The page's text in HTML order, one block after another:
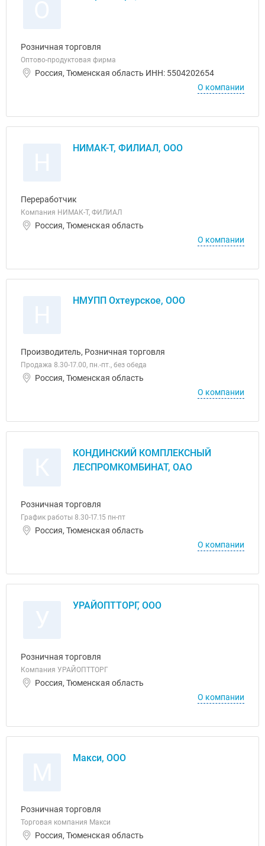
Розничная торговля
Оптово-продуктовая фирма
Россия, Тюменская область ИНН: 5504202654
О компании
НИМАК-Т, ФИЛИАЛ, ООО
Переработчик
Компания НИМАК-Т, ФИЛИАЛ
Россия, Тюменская область
О компании
НМУПП Охтеурское, ООО
Производитель, Розничная торговля
Продажа 8.30-17.00, пн.-пт., без обеда
Россия, Тюменская область
О компании
КОНДИНСКИЙ КОМПЛЕКСНЫЙ
ЛЕСПРОМКОМБИНАТ, ОАО
Розничная торговля
График работы 8.30-17.15 пн-пт
Россия, Тюменская область
О компании
УРАЙОПТТОРГ, ООО
Розничная торговля
Компания УРАЙОПТТОРГ
Россия, Тюменская область
О компании
Макси, ООО
Розничная торговля
Торговая компания Макси
Россия, Тюменская область